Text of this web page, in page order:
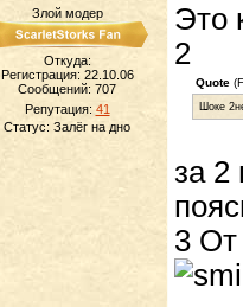
Злой модер
Откуда:
Регистрация: 22.10.06
Сообщений: 707
Репутация: 41
Статус: Залёг на дно
Это
2
Quote
Шоке
за 2
3 От